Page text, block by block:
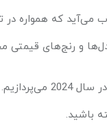
که همواره در
و رنج‌های قیمتی
در سال 2024 می‌پردازیم. پس با ما همراه باشید تا با دنیای
باشید.